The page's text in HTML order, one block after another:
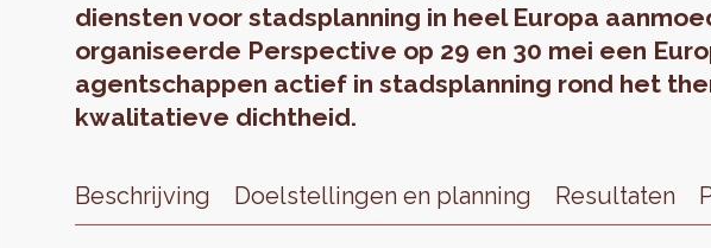
diensten voor stadsplanning in heel Europa
organiseerde Perspective op 29 en 30 mei een
agentschappen actief in stadsplanning rond het
kwalitatieve dichtheid.
Beschrijving Doelstellingen en planning Resultaten